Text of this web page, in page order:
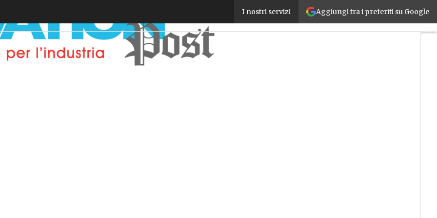
Aggiungi tra i preferiti su Google
I nostri servizi
MIND Milano: Fadoi, Extend e Diesse nel Village